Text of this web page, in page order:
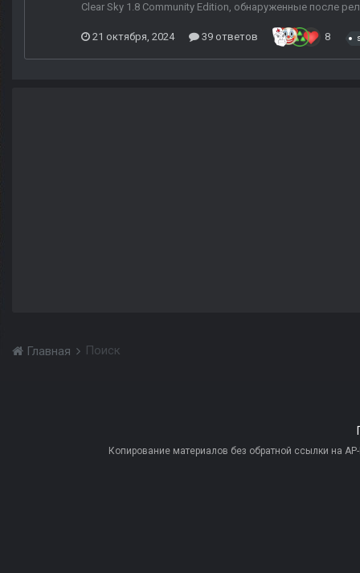
Clear Sky 1.8 Community Edition, обнаруженные после
21 октября, 2024 39 ответов 8
Главная Поиск
Копирование материалов без обратной ссылки на